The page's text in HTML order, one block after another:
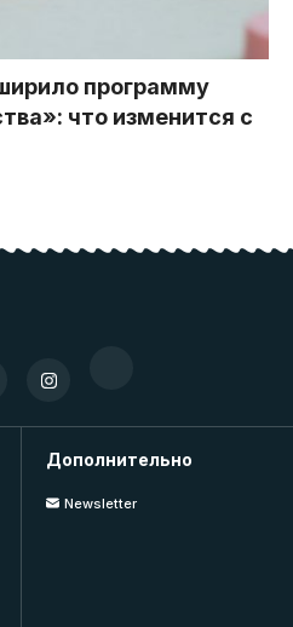
программу
что изменится с
Дополнительно
Newsletter